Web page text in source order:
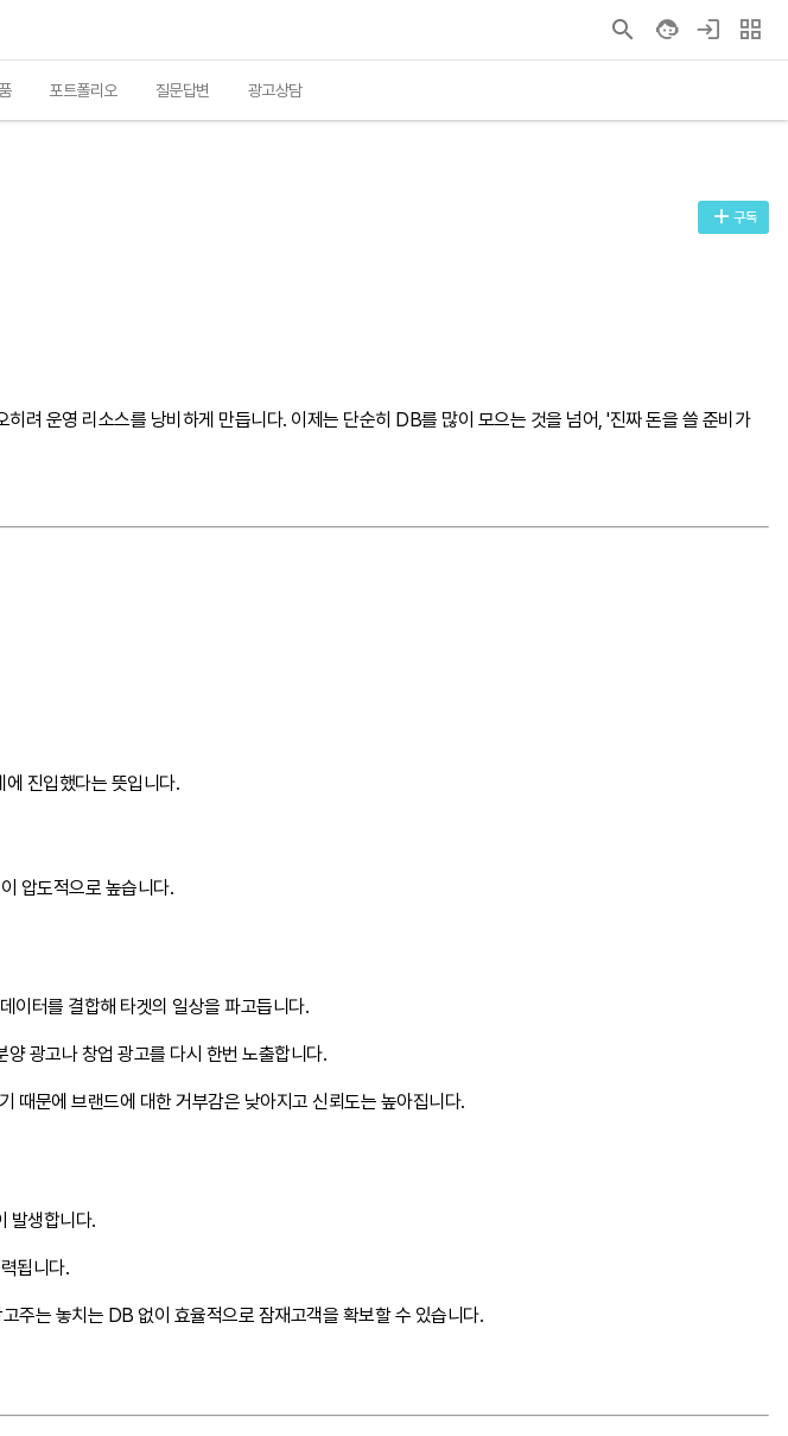
포트폴리오 질문답변 광고상담
구독
려 운영 리소스를 낭비하게 만듭니다. 이제는 단순히 DB를 많이 모으는 것을 넘어, '진짜 돈을 쓸 준비가
진입했다는 뜻입니다.
압도적으로 높습니다.
이터를 결합해 타겟의 일상을 파고듭니다.
광고나 창업 광고를 다시 한번 노출합니다.
때문에 브랜드에 대한 거부감은 낮아지고 신뢰도는 높아집니다.
발생합니다.
됩니다.
주는 놓치는 DB 없이 효율적으로 잠재고객을 확보할 수 있습니다.